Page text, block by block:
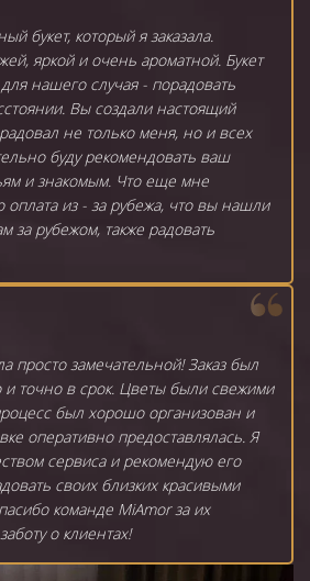
букет, который я заказала.
яркой и очень ароматной. Букет
нашего случая - порадовать
Вы создали настоящий
не только меня, но и всех
буду рекомендовать ваш
и знакомым. Что еще мне
оплата из - за рубежа, что вы нашли
за рубежом, также радовать
просто замечательной! Заказ был
и точно в срок. Цветы были свежими
был хорошо организован и
оперативно предоставлялась. Я
сервиса и рекомендую его
своих близких красивыми
команде MiAmor за их
о клиентах!